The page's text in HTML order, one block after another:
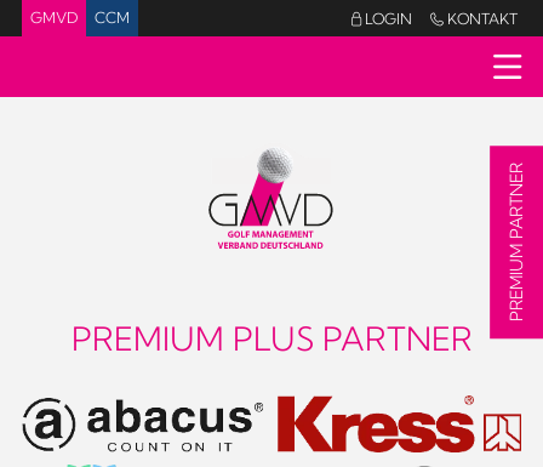
GMVD CCM LOGIN  KONTAKT
PREMIUM PLUS PARTNER
PREMIUM PARTNER